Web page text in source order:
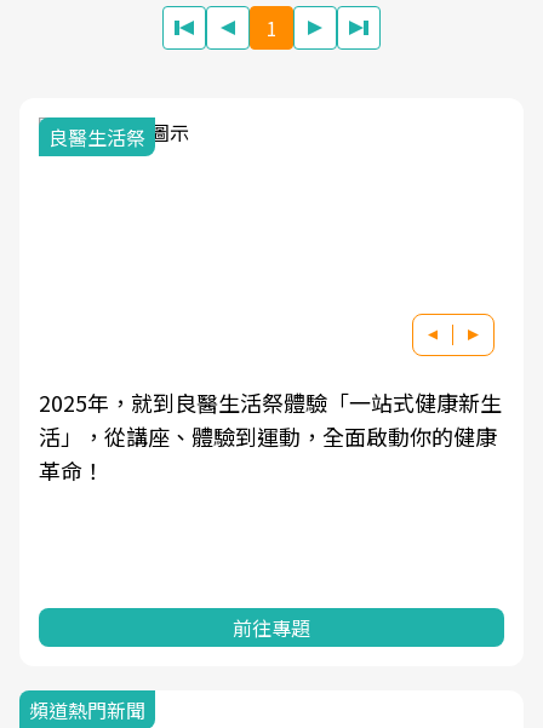
1
就到良醫生活祭體驗「一站式健康新生
講座、體驗到運動，全面啟動你的健康
良醫健康
學觀點與
頻道熱門新聞